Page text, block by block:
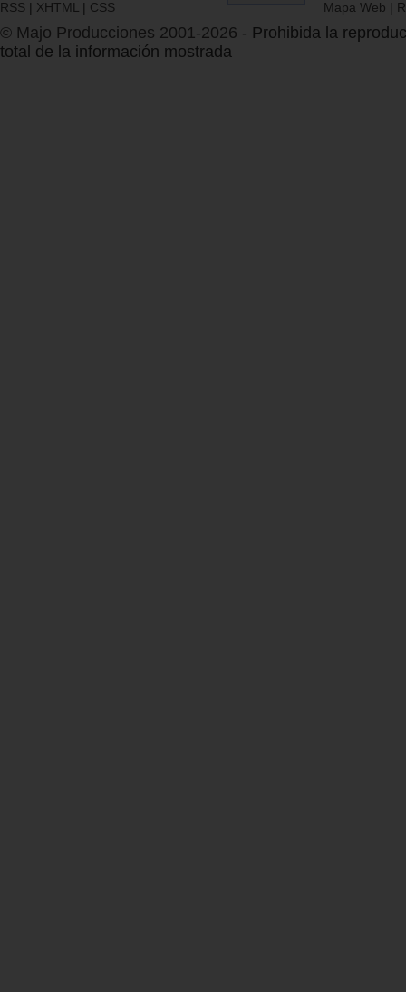
RSS | XHTML | CSS Mapa Web |
© Majo Producciones 2001-2026 - Prohibida la
total de la información mostrada